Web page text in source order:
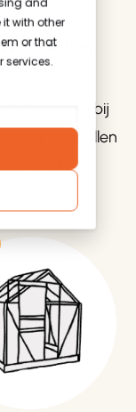
with other
or that
services.
van kopen bij
dahlia knollen